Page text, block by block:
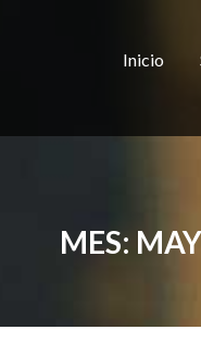
Inicio
MES: